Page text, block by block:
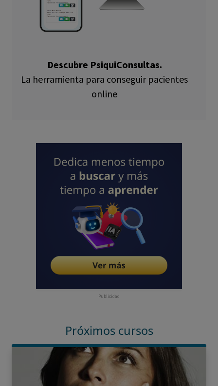
Descubre PsiquiConsultas.
La herramienta para conseguir pacientes
online
Publicidad
Próximos cursos